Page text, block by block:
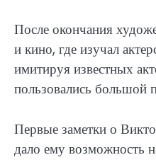
После окончания
и кино, где изучал
имитируя известных
пользовались большой
Первые заметки о
дало ему возможность